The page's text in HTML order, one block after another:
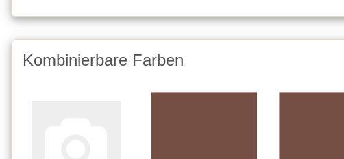
Kombinierbare Farben